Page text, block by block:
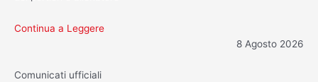
Continua a Leggere
8 Agosto 2026
Comunicati ufficiali